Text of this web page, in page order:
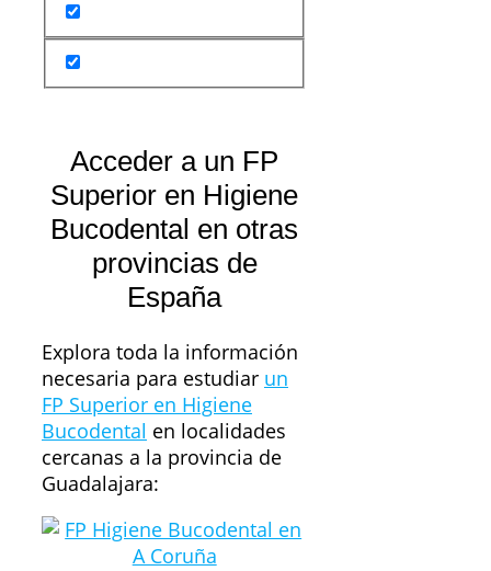
Acceder a un FP
Superior en Higiene
Bucodental en otras
provincias de
España
Explora toda la información
necesaria para estudiar un
FP Superior en Higiene
Bucodental en localidades
cercanas a la provincia de
Guadalajara: